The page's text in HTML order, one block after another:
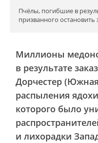
Пчёлы, погибшие в
призванного
Миллионы
в результате
Дорчестер
распыления
которого было
и лихорадки